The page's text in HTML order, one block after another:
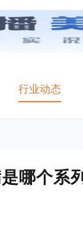
行业动态
哪个系